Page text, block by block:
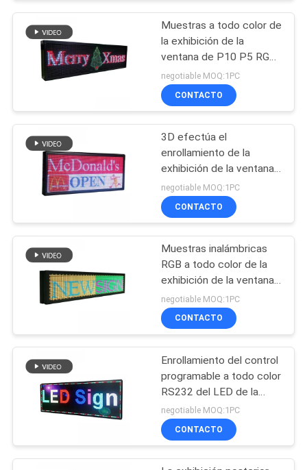
UNA
CITA
MAPA
DEL
SITIO
PRIVACY
POLICY
Muestras a todo color de
la exhibición de la
ventana de P10 P5 RGB
LED para la publicidad de
Windows de la tienda
negotiable MOQ:1PC
CONTACTO
3D efectúa el
enrollamiento de la
exhibición de la ventana
del mensaje LED firma
control inalámbrico de la
echada del pixel de 5m
negotiable MOQ:1PC
CONTACTO
Muestras inalámbricas
RGB a todo color de la
exhibición de la ventana
del mensaje LED del taxi
del USB P5
programables
negotiable MOQ:1PC
CONTACTO
Enrollamiento del control
programable a todo color
RS232 del LED de la
ventana de las muestras
posteriores autos de la
exhibición
negotiable MOQ:1PC
CONTACTO